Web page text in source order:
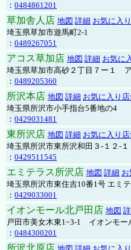
： 0484861201
草加舎人店 地図 詳細 お気に入
埼玉県草加市遊馬町2-1
： 0489267051
アコス草加店 地図 詳細 お気に
埼玉県草加市高砂２丁目７ー１
： 0489205360
所沢本店 地図 詳細 お気に入り
埼玉県所沢市小手指台5番地の4
： 0429031481
東所沢店 地図 詳細 お気に入り
埼玉県所沢市東所沢和田３-１２-１
： 0429511545
エミテラス所沢店 地図 詳細
埼玉県所沢市東住吉10番1号 エミ
： 0429033001
イオンモール北戸田店 地図
戸田市美女木東1ｰ3‐1 イオンモー
： 0484300201
所沢北原店